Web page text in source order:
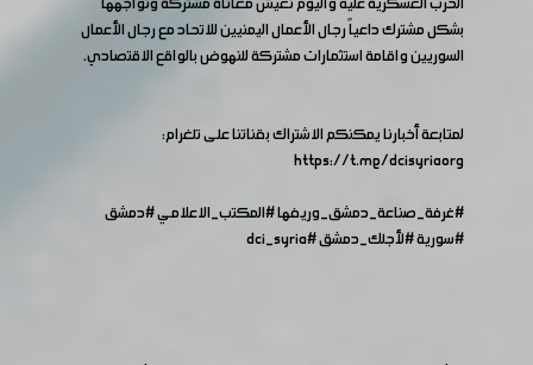
بشكل مشترك داعياً رجال الأعمال اليمنيين للاتحاد مع رجال الأعمال
السوريين واقامة استثمارات مشتركة للنهوض بالواقع الاقتصادي.
لمتابعة أخبارنا يمكنكم الاشتراك بقناتنا على تلغرام:
https://t.me/dcisyriaorg
#غرفة_صناعة_دمشق_وريفها#المكتب_الاعلامي#دمشق
#سورية#لأجلك_دمشق#dci_syria